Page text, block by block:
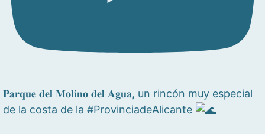
𝐏𝐚𝐫𝐪𝐮𝐞 𝐝𝐞𝐥 𝐌𝐨𝐥𝐢𝐧𝐨 𝐝𝐞𝐥 𝐀𝐠𝐮𝐚, un rincón muy especial
de la costa de la #ProvinciadeAlicante